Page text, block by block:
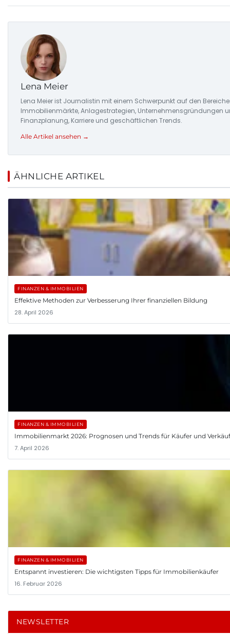
Lena Meier
Lena Meier ist Journalistin mit einem Schwerpunkt auf den
Immobilienmärkte, Anlagestrategien, Unternehmensgründungen
Finanzplanung, Karriere und geschäftlichen Trends.
Alle Artikel ansehen →
ÄHNLICHE ARTIKEL
FINANZEN & IMMOBILIEN
Effektive Methoden zur Verbesserung Ihrer finanziellen Bildung
28. April 2026
FINANZEN & IMMOBILIEN
Immobilienmarkt 2026: Prognosen und Trends für Käufer und
7. April 2026
FINANZEN & IMMOBILIEN
Entspannt investieren: Die wichtigsten Tipps für Immobilienkäufer
16. Februar 2026
NEWSLETTER